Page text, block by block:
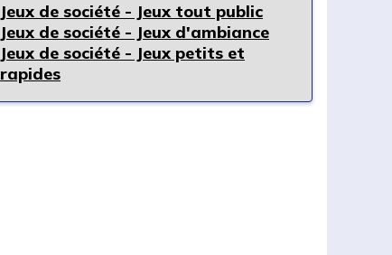
Jeux de société - Jeux tout public
Jeux de société - Jeux d'ambiance
Jeux de société - Jeux petits et
rapides